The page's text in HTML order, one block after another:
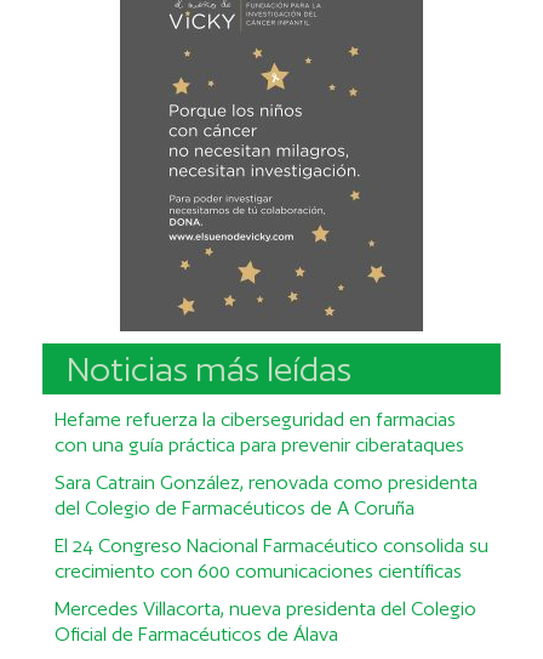
Noticias más leídas
Hefame refuerza la ciberseguridad en farmacias
con una guía práctica para prevenir ciberataques
Sara Catrain González, renovada como presidenta
del Colegio de Farmacéuticos de A Coruña
El 24 Congreso Nacional Farmacéutico consolida su
crecimiento con 600 comunicaciones científicas
Mercedes Villacorta, nueva presidenta del Colegio
Oficial de Farmacéuticos de Álava